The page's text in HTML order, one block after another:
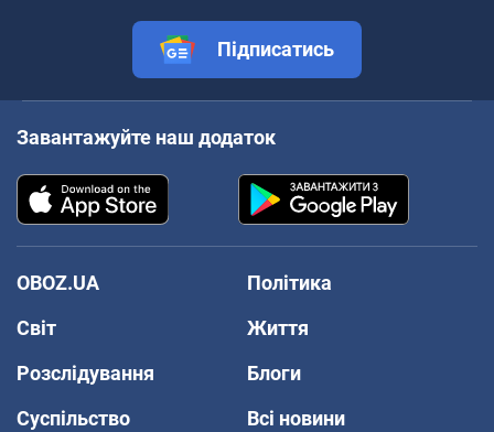
Підписатись
Завантажуйте наш додаток
OBOZ.UA
Політика
Світ
Життя
Розслідування
Блоги
Суспільство
Всі новини